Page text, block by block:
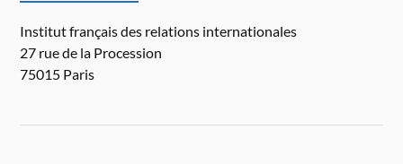
Institut français des relations internationales
27 rue de la Procession
75015 Paris